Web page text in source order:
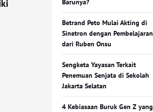
Barunya?
Betrand Peto Mulai Akting di
Sinetron dengan Pembelajaran
dari Ruben Onsu
Sengketa Yayasan Terkait
Penemuan Senjata di Sekolah
Jakarta Selatan
4 Kebiasaan Buruk Gen Z yang